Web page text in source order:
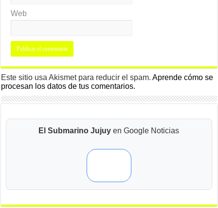
Web
Este sitio usa Akismet para reducir el spam.Aprende cómo se
procesan los datos de tus comentarios.
El Submarino Jujuy en Google Noticias